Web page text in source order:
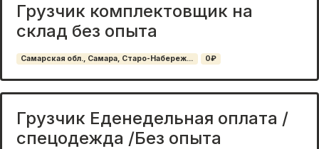
Грузчик комплектовщик на
склад без опыта
Самарская обл., Самара, Старо-Набереж... 0₽
Грузчик Еденедельная оплата /
спецодежда /Без опыта